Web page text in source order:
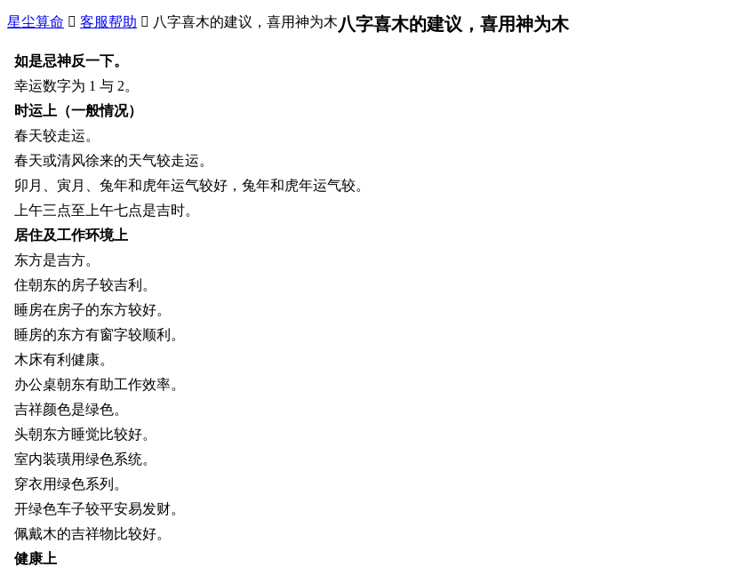
星尘算命  客服帮助  八字喜木的建议，喜用神为木 八字喜木的建议，喜用神为木
如是忌神反一下。
幸运数字为 1 与 2。
时运上 （一般情况）
春天较走运。
春天或清风徐来的天气较走运。
卯月、寅月、兔年和虎年运气较好， 兔年和虎年运气较。
上午三点至上午七点是吉时。
居住及工作环境上
东方是吉方。
住朝东的房子较吉利。
睡房在房子的东方较好。
睡房的东方有窗字较顺利。
木床有利健康。
办公桌朝东有助工作效率。
吉祥颜色是绿色。
头朝东方睡觉比较好。
室内装璜用绿色系统。
穿衣用绿色系列。
开绿色车子较平安易发财。
佩戴木的吉祥物比较好。
健康上